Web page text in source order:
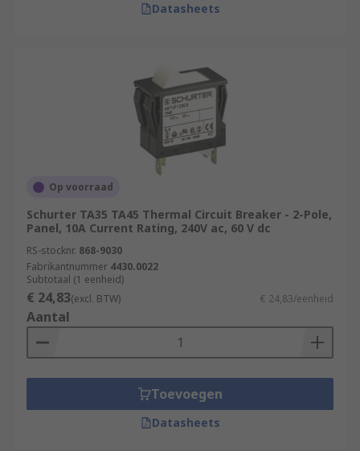
Datasheets
Op voorraad
Schurter TA35 TA45 Thermal Circuit Breaker - 2-Pole,
Panel, 10A Current Rating, 240V ac, 60 V dc
RS-stocknr. 868-9030
Fabrikantnummer 4430.0022
Subtotaal (1 eenheid)
€ 24,83(excl. BTW) € 24,83/eenheid
Aantal
Toevoegen
Datasheets